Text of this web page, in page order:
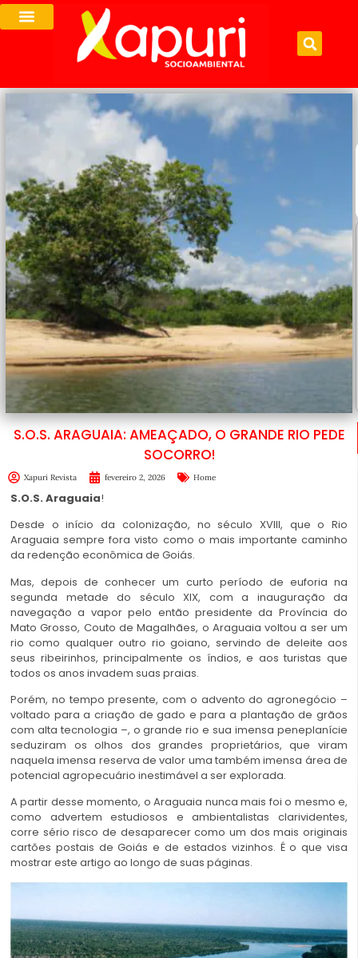
S.O.S. ARAGUAIA: AMEAÇADO, O GRANDE RIO PEDE
SOCORRO!
Xapuri Revista fevereiro 2, 2026 Home
S.O.S. Araguaia!
Desde o início da colonização, no século XVIII, que o Rio
Araguaia sempre fora visto como o mais importante caminho
da redenção econômica de Goiás.
Mas, depois de conhecer um curto período de euforia na
segunda metade do século XIX, com a inauguração da
navegação a vapor pelo então presidente da Província do
Mato Grosso, Couto de Magalhães, o Araguaia voltou a ser um
rio como qualquer outro rio goiano, servindo de deleite aos
seus ribeirinhos, principalmente os índios, e aos turistas que
todos os anos invadem suas praias.
Porém, no tempo presente, com o advento do agronegócio –
voltado para a criação de gado e para a plantação de grãos
com alta tecnologia –, o grande rio e sua imensa peneplanície
seduziram os olhos dos grandes proprietários, que viram
naquela imensa reserva de valor uma também imensa área de
potencial agropecuário inestimável a ser explorada.
A partir desse momento, o Araguaia nunca mais foi o mesmo e,
como advertem estudiosos e ambientalistas clarividentes,
corre sério risco de desaparecer como um dos mais originais
cartões postais de Goiás e de estados vizinhos. É o que visa
mostrar este artigo ao longo de suas páginas.